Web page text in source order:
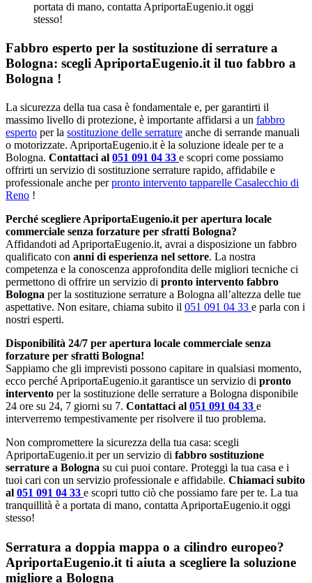
portata di mano, contatta ApriportaEugenio.it oggi
stesso!
Fabbro esperto per la sostituzione di serrature a
Bologna: scegli ApriportaEugenio.it il tuo fabbro a
Bologna !
La sicurezza della tua casa è fondamentale e, per garantirti il
massimo livello di protezione, è importante affidarsi a un fabbro
esperto per la sostituzione delle serrature anche di serrande manuali
o motorizzate. ApriportaEugenio.it è la soluzione ideale per te a
Bologna. Contattaci al 051 091 04 33 e scopri come possiamo
offrirti un servizio di sostituzione serrature rapido, affidabile e
professionale anche perpronto intervento tapparelle Casalecchio di
Reno !
Perché scegliere ApriportaEugenio.it per apertura locale
commerciale senza forzature per sfratti Bologna?
Affidandoti ad ApriportaEugenio.it, avrai a disposizione un fabbro
qualificato con anni di esperienza nel settore. La nostra
competenza e la conoscenza approfondita delle migliori tecniche ci
permettono di offrire un servizio di pronto intervento fabbro
Bologna per la sostituzione serrature a Bologna all’altezza delle tue
aspettative. Non esitare, chiama subito il 051 091 04 33 e parla con i
nostri esperti.
Disponibilità 24/7 per apertura locale commerciale senza
forzature per sfratti Bologna!
Sappiamo che gli imprevisti possono capitare in qualsiasi momento,
ecco perché ApriportaEugenio.it garantisce un servizio di pronto
intervento per la sostituzione delle serrature a Bologna disponibile
24 ore su 24, 7 giorni su 7. Contattaci al 051 091 04 33 e
interverremo tempestivamente per risolvere il tuo problema.
Non compromettere la sicurezza della tua casa: scegli
ApriportaEugenio.it per un servizio di fabbro sostituzione
serrature a Bologna su cui puoi contare. Proteggi la tua casa e i
tuoi cari con un servizio professionale e affidabile. Chiamaci subito
al 051 091 04 33 e scopri tutto ciò che possiamo fare per te. La tua
tranquillità è a portata di mano, contatta ApriportaEugenio.it oggi
stesso!
Serratura a doppia mappa o a cilindro europeo?
ApriportaEugenio.it ti aiuta a scegliere la soluzione
migliore a Bologna